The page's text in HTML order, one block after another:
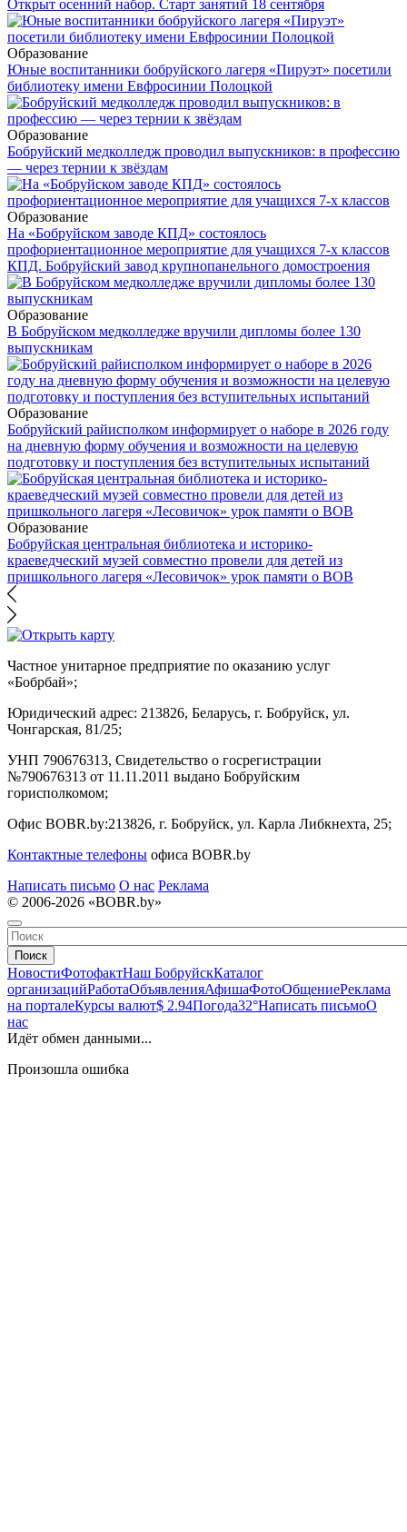
Открыт осенний набор. Старт занятий 18 сентября
Образование
Юные воспитанники бобруйского лагеря «Пируэт» посетили
библиотеку имени Евфросинии Полоцкой
Образование
Бобруйский медколледж проводил выпускников: в профессию
— через тернии к звёздам
Образование
На «Бобруйском заводе КПД» состоялось
профориентационное мероприятие для учащихся 7-х классов
КПД. Бобруйский завод крупнопанельного домостроения
Образование
В Бобруйском медколледже вручили дипломы более 130
выпускникам
Образование
Бобруйский райисполком информирует о наборе в 2026 году
на дневную форму обучения и возможности на целевую
подготовку и поступления без вступительных испытаний
Образование
Бобруйская центральная библиотека и историко-
краеведческий музей совместно провели для детей из
пришкольного лагеря «Лесовичок» урок памяти о ВОВ
Частное унитарное предприятие по оказанию услуг
«Бобрбай»;
Юридический адрес: 213826, Беларусь, г. Бобруйск, ул.
Чонгарская, 81/25;
УНП 790676313, Свидетельство о госрегистрации
№790676313 от 11.11.2011 выдано Бобруйским
горисполкомом;
Офис BOBR.by:213826, г. Бобруйск, ул. Карла Либкнехта, 25;
Контактные телефоны офиса BOBR.by
Написать письмо О нас Реклама
© 2006-2026 «BOBR.by»
Поиск
НовостиФотофактНаш БобруйскКаталог
организацийРаботаОбъявленияАфишаФотоОбщениеРеклама
на порталеКурсы валют$ 2.94Погода32°Написать письмоО
нас
Идёт обмен данными...
Произошла ошибка